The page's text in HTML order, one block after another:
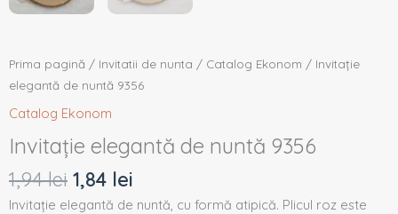
Prima pagină / Invitatii de nunta / Catalog Ekonom / Invitație
elegantă de nuntă 9356
Catalog Ekonom
Invitație elegantă de nuntă 9356
1,94lei 1,84 lei
Invitație elegantă de nuntă, cu formă atipică. Plicul roz este